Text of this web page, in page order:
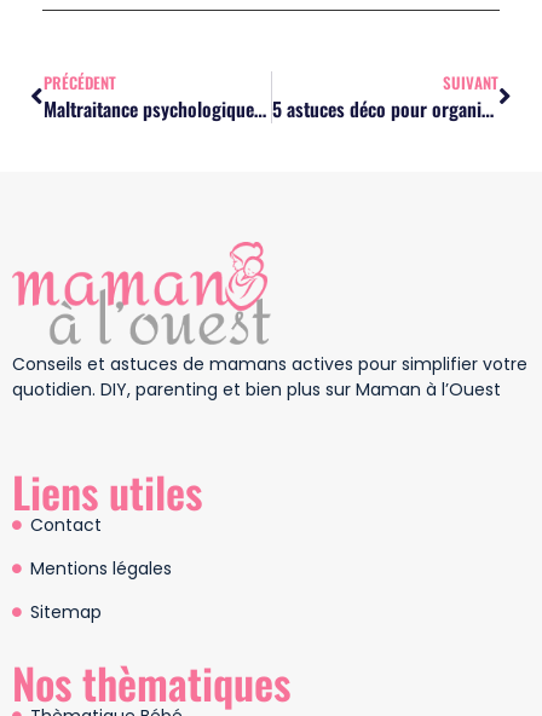
PRÉCÉDENT
Maltraitance psychologique : les 5 signes révélateurs chez l’enfant
SUIVANT
5 astuces déco pour organiser votre mariage
Conseils et astuces de mamans actives pour simplifier votre
quotidien. DIY, parenting et bien plus sur Maman à l’Ouest
Liens utiles
Contact
Mentions légales
Sitemap
Nos thèmatiques